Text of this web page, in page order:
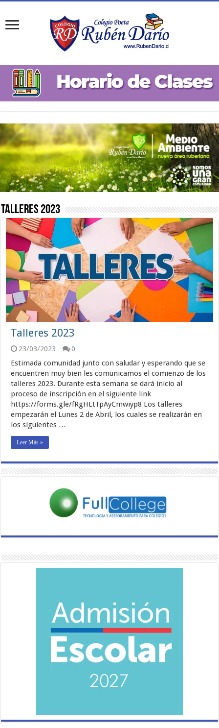
Talleres 2023
Talleres 2023
23/03/2023
0
Estimada comunidad junto con saludar y esperando que se
encuentren muy bien les comunicamos el comienzo de los
talleres 2023. Durante esta semana se dará inicio al
proceso de inscripción en el siguiente link
https://forms.gle/fRgHLtTpAyCmwiyp8 Los talleres
empezarán el Lunes 2 de Abril, los cuales se realizarán en
los siguientes …
Leer Más »